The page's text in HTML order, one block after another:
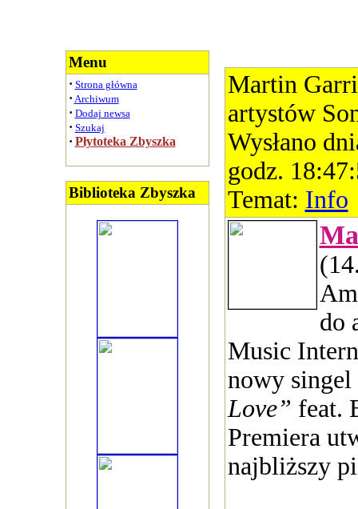
Menu
· Strona główna
· Archiwum
· Dodaj newsa
· Szukaj
· Płytoteka Zbyszka
Biblioteka Zbyszka
Martin
artystów
Wysłano
godz.
Temat: Info
do
Music
nowy singel
Love” feat.
Premiera
najbliższy